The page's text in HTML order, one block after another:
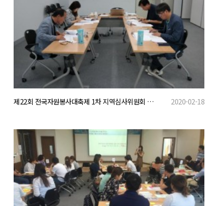
제22회 전국자원봉사대축제 1차 지역심사위원회 개최 2020-02-18